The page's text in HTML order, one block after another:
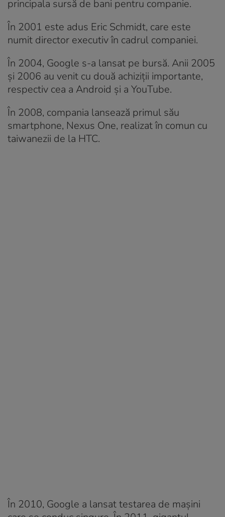
principala sursă de bani pentru companie.
În 2001 este adus Eric Schmidt, care este
numit director executiv în cadrul companiei.
În 2004, Google s-a lansat pe bursă. Anii 2005
și 2006 au venit cu două achiziții importante,
respectiv cea a Android și a YouTube.
În 2008, compania lansează primul său
smartphone, Nexus One, realizat în comun cu
taiwanezii de la HTC.
În 2010, Google a lansat testarea de mașini